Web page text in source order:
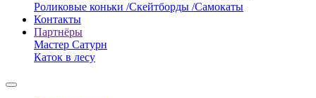
Роликовые коньки /Скейтборды /Самокаты
Контакты
Партнёры
Мастер Сатурн
Каток в лесу